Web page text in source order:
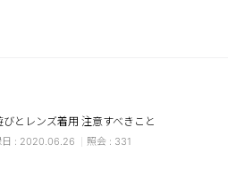
びとレンズ着用 注意すべきこと
2020.06.26 331